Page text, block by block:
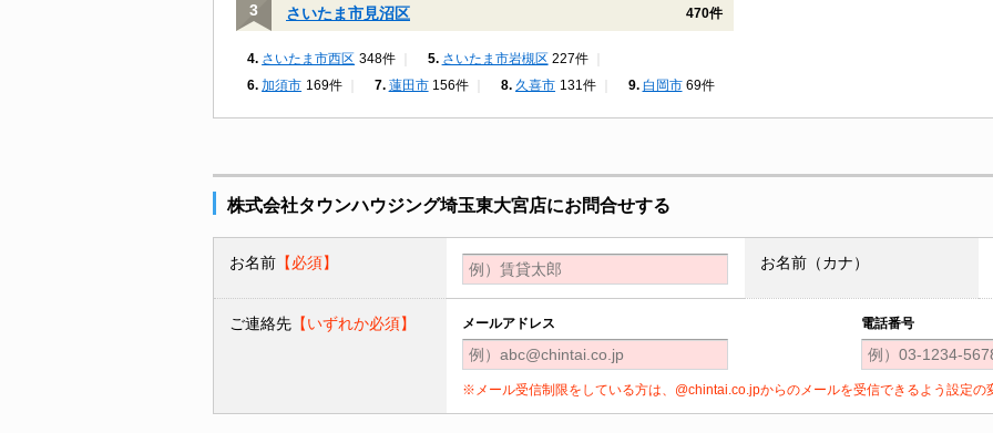
さいたま市見沼区 470件
さいたま市西区 348件 さいたま市岩槻区 227件
加須市 169件 蓮田市 156件 久喜市 131件 白岡市 69件
株式会社タウンハウジング埼玉東大宮店にお問合せする
お名前 【必須】 お名前（カナ）
ご連絡先 【いずれか必須】 メールアドレス 電話番号
※メール受信制限をしている方は、@chintai.co.jpからのメールを受信できるよう設定の